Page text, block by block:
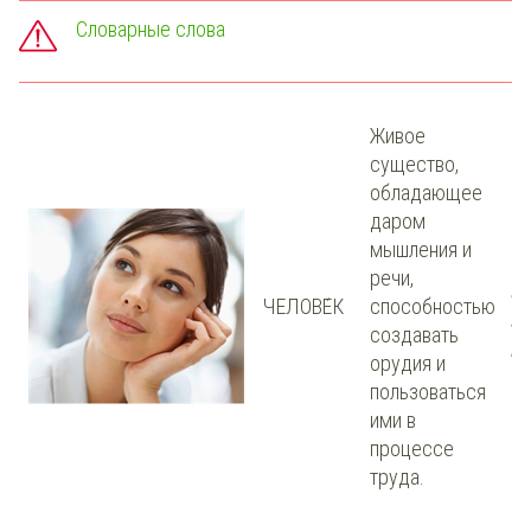
Словарные слова
ЧЕЛОВЕ́К
Живое
существо,
обладающее
даром
мышления и
речи,
способностью
создавать
орудия и
пользоваться
ими в
процессе
труда.